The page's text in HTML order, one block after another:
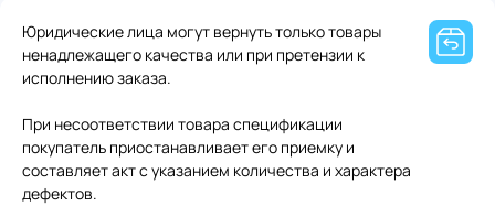
Юридические лица могут вернуть только товары
ненадлежащего качества или при претензии к
исполнению заказа.
При несоответствии товара спецификации
покупатель приостанавливает его приемку и
составляет акт с указанием количества и характера
дефектов.